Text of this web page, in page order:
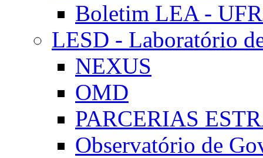
Boletim LEA -
LESD - Laboratório
NEXUS
OMD
PARCERIAS
Observatório de